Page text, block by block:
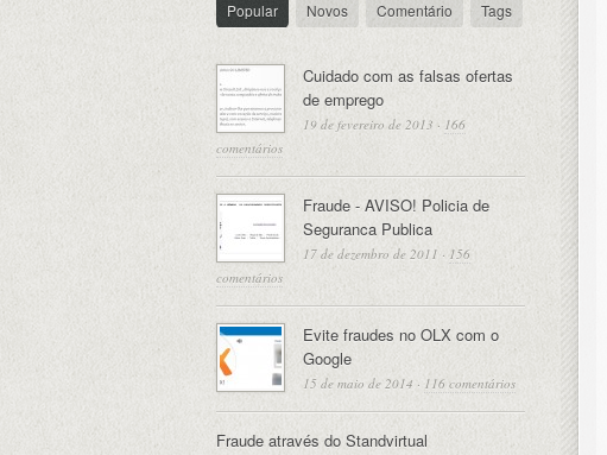
Popular Novos Comentário Tags
Cuidado com as falsas ofertas
de emprego
19 de fevereiro de 2013 · 166
comentários
Fraude - AVISO! Policia de
Seguranca Publica
17 de dezembro de 2011 · 156
comentários
Evite fraudes no OLX com o
Google
15 de maio de 2014 · 116 comentários
Fraude através do Standvirtual